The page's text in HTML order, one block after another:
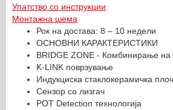
Упатство со инструкции
Монтажна шема
Рок на достава: 8 – 10 недели
ОСНОВНИ КАРАКТЕРИСТИКИ
BRIDGE ZONE - Комбинирање на
K-LINK поврзување
Индукциска стаклокерамичка
Сензор со лизгач
POT Detection технологија